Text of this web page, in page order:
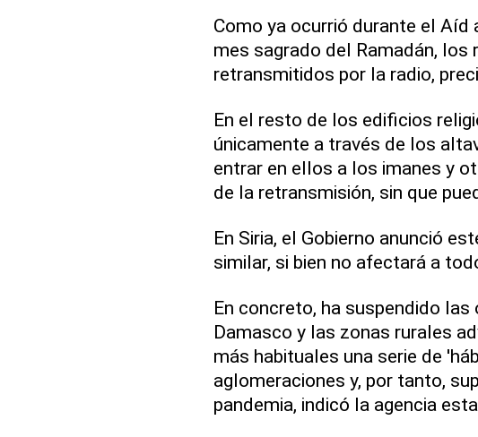
Como ya ocurrió durante el Aíd
mes sagrado del Ramadán,
retransmitidos por la radio,
En el resto de los edificios
únicamente a través de los
entrar en ellos a los imanes y
de la retransmisión, sin que
En Siria, el Gobierno anunció
similar, si bien no afectará a
En concreto, ha suspendido
Damasco y las zonas rurales
más habituales una serie de
aglomeraciones y, por tanto,
pandemia, indicó la agencia